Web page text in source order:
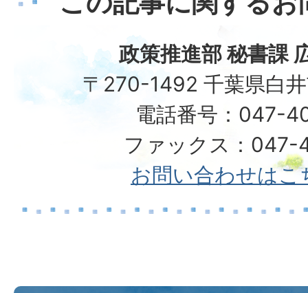
政策推進部 秘書課
〒270-1492 千葉県白
電話番号：047-
ファックス：047-
お問い合わせはこ